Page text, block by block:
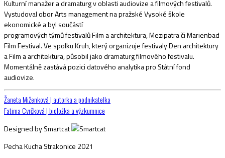
Kulturní manažer a dramaturg v oblasti audiovize a filmových festivalů.
Vystudoval obor Arts management na pražské Vysoké škole
ekonomické a byl součástí
programových týmů festivalů Film a architektura, Mezipatra či Marienbad
Film Festival. Ve spolku Kruh, který organizuje festivaly Den architektury
a Film a architektura, působil jako dramaturg filmového festivalu.
Momentálně zastává pozici datového analytika pro Státní fond
audiovize.
Navigace
pro
příspěvek
Žaneta Miženková | autorka a podnikatelka
Fatima Cvrčková | bioložka a výzkumnice
Designed by Smartcat
Pecha Kucha Strakonice 2021